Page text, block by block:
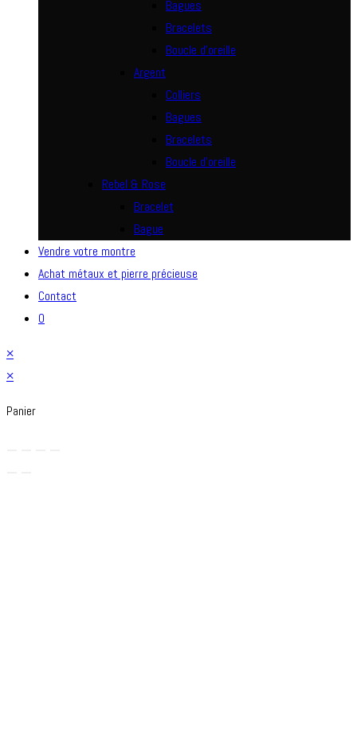
Bagues
Bracelets
Boucle d’oreille
Argent
Colliers
Bagues
Bracelets
Boucle d’oreille
Rebel & Rose
Bracelet
Bague
Vendre votre montre
Achat métaux et pierre précieuse
Contact
0
×
×
Panier